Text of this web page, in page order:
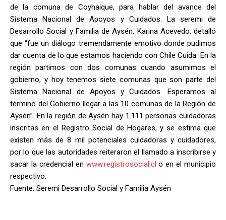
de la comuna de Coyhaique, para hablar del avance del
Sistema Nacional de Apoyos y Cuidados. La seremi de
Desarrollo Social y Familia de Aysén, Karina Acevedo, detalló
que “fue un diálogo tremendamente emotivo donde pudimos
dar cuenta de lo que estamos haciendo con Chile Cuida. En la
región partimos con dos comunas cuando asumimos el
gobierno, y hoy tenemos siete comunas que son parte del
Sistema Nacional de Apoyos y Cuidados. Esperamos al
término del Gobierno llegar a las 10 comunas de la Región de
Aysén”. En la región de Aysén hay 1.111 personas cuidadoras
inscritas en el Registro Social de Hogares, y se estima que
existen más de 8 mil potenciales cuidadoras y cuidadores,
por lo que las autoridades reiteraron el llamado a inscribirse y
sacar la credencial en www.registrosocial.cl o en el municipio
respectivo.
Fuente: Seremi Desarrollo Social y Familia Aysén